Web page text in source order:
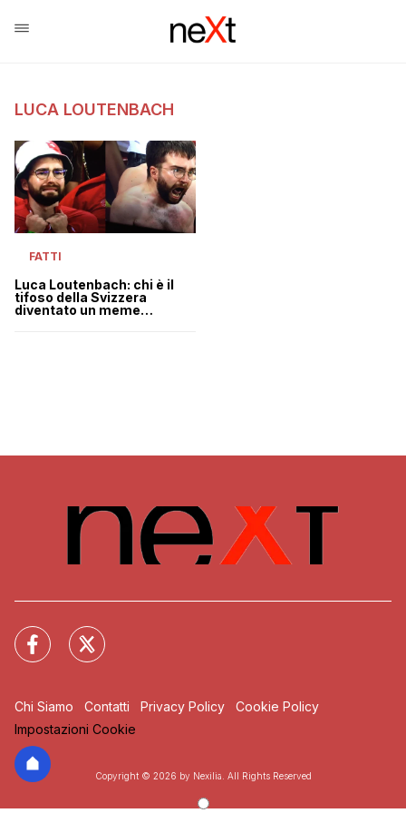
LUCA LOUTENBACH
FATTI
Luca Loutenbach: chi è il
tifoso della Svizzera
diventato un meme
Chi Siamo Contatti Privacy Policy
Cookie Policy
Impostazioni Cookie
Copyright © 2026 by Nexilia. All Rights Reserved